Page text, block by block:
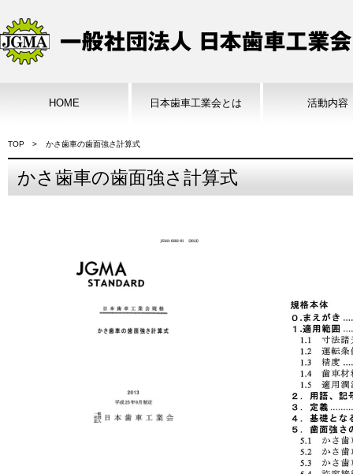
HOME 日本歯車工業会とは 活動内容
TOP かさ歯車の歯面強さ計算式
かさ歯車の歯面強さ計算式